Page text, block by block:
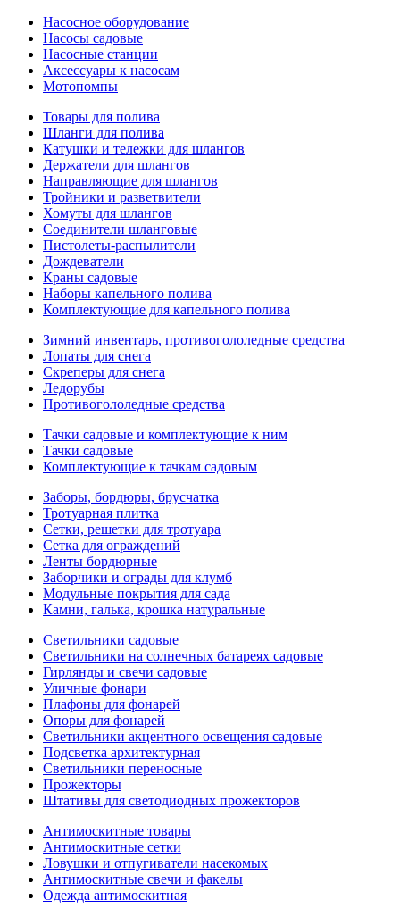
Насосное оборудование
Насосы садовые
Насосные станции
Аксессуары к насосам
Мотопомпы
Товары для полива
Шланги для полива
Катушки и тележки для шлангов
Держатели для шлангов
Направляющие для шлангов
Тройники и разветвители
Хомуты для шлангов
Соединители шланговые
Пистолеты-распылители
Дождеватели
Краны садовые
Наборы капельного полива
Комплектующие для капельного полива
Зимний инвентарь, противогололедные средства
Лопаты для снега
Скреперы для снега
Ледорубы
Противогололедные средства
Тачки садовые и комплектующие к ним
Тачки садовые
Комплектующие к тачкам садовым
Заборы, бордюры, брусчатка
Тротуарная плитка
Сетки, решетки для тротуара
Сетка для ограждений
Ленты бордюрные
Заборчики и ограды для клумб
Модульные покрытия для сада
Камни, галька, крошка натуральные
Светильники садовые
Светильники на солнечных батареях садовые
Гирлянды и свечи садовые
Уличные фонари
Плафоны для фонарей
Опоры для фонарей
Светильники акцентного освещения садовые
Подсветка архитектурная
Светильники переносные
Прожекторы
Штативы для светодиодных прожекторов
Антимоскитные товары
Антимоскитные сетки
Ловушки и отпугиватели насекомых
Антимоскитные свечи и факелы
Одежда антимоскитная